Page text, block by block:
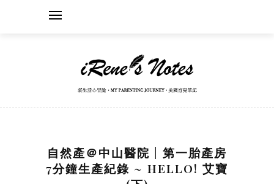
自然產＠中山醫院 | 第一胎產房
7分鐘生產紀錄 ~ HELLO! 艾寶